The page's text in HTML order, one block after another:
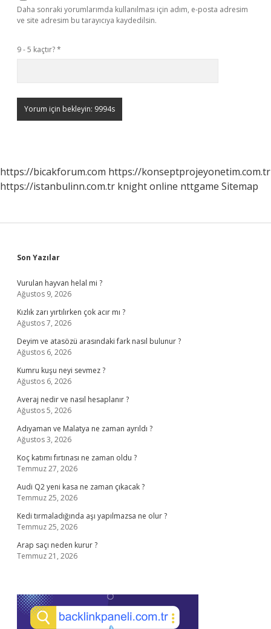
Daha sonraki yorumlarımda kullanılması için adım, e-posta adresim
ve site adresim bu tarayıcıya kaydedilsin.
9 - 5 kaçtır?*
https://bicakforum.com https://konseptprojeyonetim.com.tr
https://istanbulinn.com.tr knight online nttgame Sitemap
Sidebar
Son Yazılar
Vurulan hayvan helal mi ?
Ağustos 9, 2026
Kızlık zarı yırtılırken çok acır mı ?
Ağustos 7, 2026
Deyim ve atasözü arasındaki fark nasıl bulunur ?
Ağustos 6, 2026
Kumru kuşu neyi sevmez ?
Ağustos 6, 2026
Averaj nedir ve nasıl hesaplanır ?
Ağustos 5, 2026
Adıyaman ve Malatya ne zaman ayrıldı ?
Ağustos 3, 2026
Koç katımı fırtınası ne zaman oldu ?
Temmuz 27, 2026
Audi Q2 yeni kasa ne zaman çıkacak ?
Temmuz 25, 2026
Kedi tırmaladığında aşı yapılmazsa ne olur ?
Temmuz 25, 2026
Arap saçı neden kurur ?
Temmuz 21, 2026